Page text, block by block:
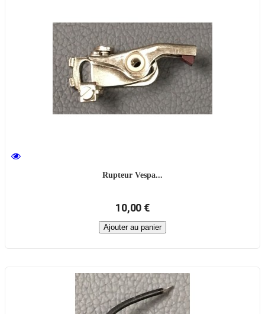
Rupteur Vespa...
10,00 €
Ajouter au panier